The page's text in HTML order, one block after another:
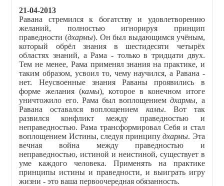
21-04-2013
Равана стремился к богатству и удовлетворению
желаний, полностью игнорируя принцип
праведности (дхармы). Он был выдающимся учёным,
который обрёл знания в шестидесяти четырёх
областях знаний, а Рама - только в тридцати двух.
Тем не менее, Рама применял знания на практике, и
таким образом, усвоил то, чему научился, а Равана -
нет. Неусвоенные знания Раваны проявились в
форме желания (камы), которое в конечном итоге
уничтожило его. Рама был воплощениемдхармы, а
Равана оставался воплощением камы. Вот так
развился конфликт между праведностью и
неправедностью. Рама трансформировал Себя и стал
воплощением Истины, следуя принципудхармы. Эта
вечная война между праведностью и
неправедностью, истиной и неистиной, существует в
уме каждого человека. Применять на практике
принципы истины и праведности, и выиграть игру
жизни - это ваша первоочередная обязанность.